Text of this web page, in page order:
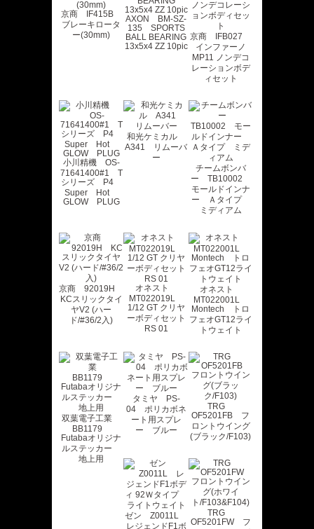
京商 IF415B
ブレーキロータ
ー(30mm)
AXON BM-SZ-
135 SPORTS
BALL BEARING
13x5x4 ZZ 10pic
京商 IFB027
インファーノ
MP11 ノンデコ
レーションボデ
ィセット
小川精機 OS-
71641400#1 T
シリーズ P4
Super Hot
GLOW PLUG
和光ケミカル
A341 リムーバ
ー
チームボンバ
ー TB10002
モールドインナ
ー Ａタイプ
ミディアム
京商 92019H
KCスリックタイ
ヤV2 (ハー
ド/#36/2入)
オネスト
MT022019L
1/12 GT クリヤ
ーボディセット
RS 01
オネスト
MT022001L
Montech トロ
フェオGT12ライ
トウェイト
双葉電子工業
BB1179
Futabaオリジナ
ルステッカー
地上用
タミヤ PS-
04 ポリカボネ
ート用スプレ
ー ブルー
TRG
OF5201FB フ
ロントウイング
(ブラック/F103)
ゼン Z0011L
レジェンドF1ボ
TRG
OF5201FW フ